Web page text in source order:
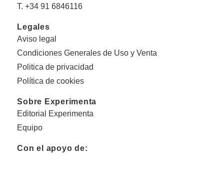
T. +34 91 6846116
Legales
Aviso legal
Condiciones Generales de Uso y Venta
Politica de privacidad
Política de cookies
Sobre Experimenta
Editorial Experimenta
Equipo
Con el apoyo de: